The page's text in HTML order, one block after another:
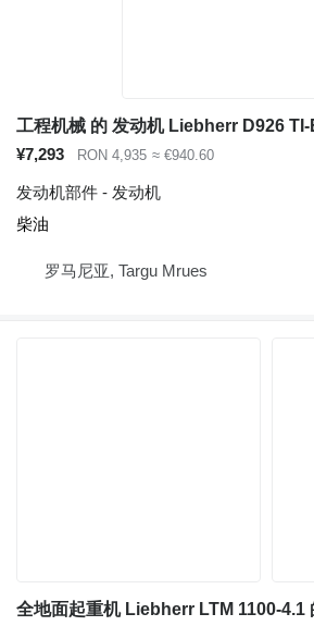
工程机械 的 发动机 Liebherr D926 TI-
¥7,293
RON 4,935 ≈ €940.60
发动机部件 - 发动机
柴油
罗马尼亚, Targu Mrues